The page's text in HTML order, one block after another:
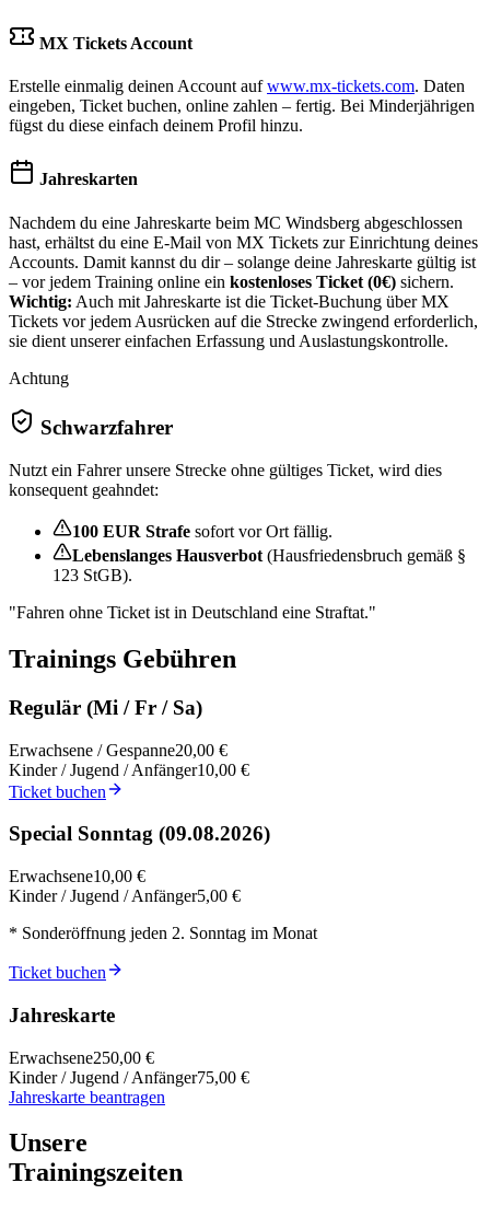
MX Tickets Account
Erstelle einmalig deinen Account aufwww.mx-tickets.com. Daten
eingeben, Ticket buchen, online zahlen – fertig. Bei Minderjährigen
fügst du diese einfach deinem Profil hinzu.
Jahreskarten
Nachdem du eine Jahreskarte beim MC Windsberg abgeschlossen
hast, erhältst du eine E-Mail von MX Tickets zur Einrichtung deines
Accounts. Damit kannst du dir – solange deine Jahreskarte gültig ist
– vor jedem Training online ein kostenloses Ticket (0€) sichern.
Wichtig: Auch mit Jahreskarte ist die Ticket-Buchung über MX
Tickets vor jedem Ausrücken auf die Strecke zwingend erforderlich,
sie dient unserer einfachen Erfassung und Auslastungskontrolle.
Achtung
Schwarzfahrer
Nutzt ein Fahrer unsere Strecke ohne gültiges Ticket, wird dies
konsequent geahndet:
100 EUR Strafe sofort vor Ort fällig.
Lebenslanges Hausverbot (Hausfriedensbruch gemäß §
123 StGB).
"Fahren ohne Ticket ist in Deutschland eine Straftat."
Trainings Gebühren
Regulär (Mi / Fr / Sa)
Erwachsene / Gespanne20,00 €
Kinder / Jugend / Anfänger10,00 €
Ticket buchen
Special Sonntag (09.08.2026)
Erwachsene10,00 €
Kinder / Jugend / Anfänger5,00 €
* Sonderöffnung jeden 2. Sonntag im Monat
Ticket buchen
Jahreskarte
Erwachsene250,00 €
Kinder / Jugend / Anfänger75,00 €
Jahreskarte beantragen
Unsere
Trainingszeiten